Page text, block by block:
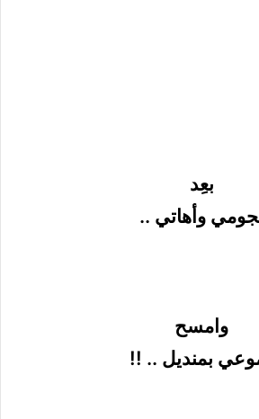
بعِد
وأهاتي ..
وامسح
بمنديل .. !!